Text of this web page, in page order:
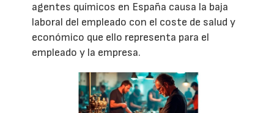
agentes químicos en España causa la baja
laboral del empleado con el coste de salud y
económico que ello representa para el
empleado y la empresa.